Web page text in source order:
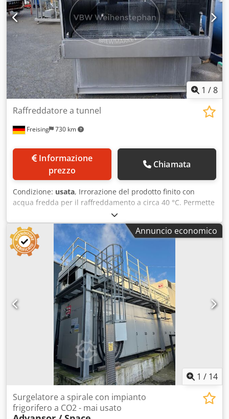
1 /8
Freising 730 km
Raffreddatore a tunnel
prezzo
Chiamata
Condizione: usata, Irrorazione del prodotto finito con
acqua fredda per il raffreddamento a circa 40 °C. Permette
un'etichettatura pulita e crea una depressione all'interno
della bottiglia. Dotato di torre evaporativa per il
raffreddamento dell'acqua di spruzzatura proveniente dal
tunnel di raffreddamento, con ricircolo. Macchina (extra):
Raffreddatore per prodotto finito con ricircolo dell'acqua di
spruzzatura Dodpfow Tmpdsx Aayjck Capacità linea di
imbottigliamento: 5000 bottiglie/ora Dotazione: Torre
evaporativa per il raffreddamento dell'acqua di
spruzzatura con ricircolo (Richter Cooling Systems, 2015)
Annuncio economico
1 / 14
Surgelatore a spirale con impianto
frigorifero a CO2 - mai usato